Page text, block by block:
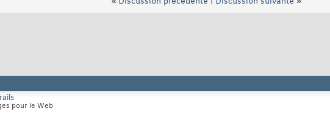
pour le Web